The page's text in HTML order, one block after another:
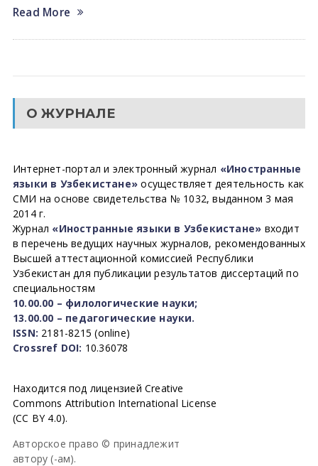
Read More
О ЖУРНАЛЕ
Интернет-портал и электронный журнал «Иностранные
языки в Узбекистане» осуществляет деятельность как
СМИ на основе свидетельства № 1032, выданном 3 мая
2014 г.
Журнал «Иностранные языки в Узбекистане» входит
в перечень ведущих научных журналов, рекомендованных
Высшей аттестационной комиссией Республики
Узбекистан для публикации результатов диссертаций по
специальностям
10.00.00 – филологические науки;
13.00.00 – педагогические науки.
ISSN: 2181-8215 (online)
Crossref DOI: 10.36078
Находится под лицензией Creative
Commons Attribution International License
(CC BY 4.0).
Авторское право © принадлежит
автору (-ам).